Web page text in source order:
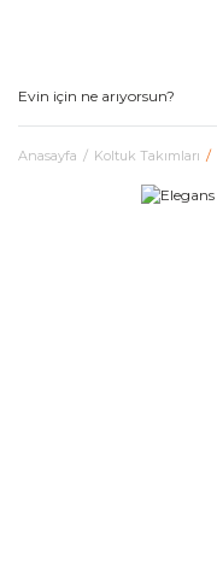
Anasayfa Koltuk Takımları